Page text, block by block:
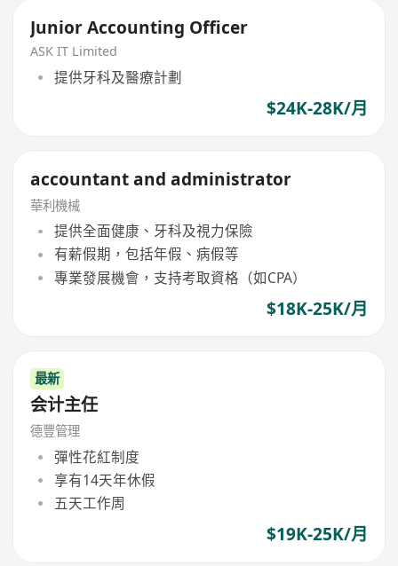
Junior Accounting Officer
ASK IT Limited
提供牙科及醫療計劃
$24K-28K/月
accountant and administrator
華利機械
提供全面健康、牙科及視力保險
有薪假期，包括年假、病假等
專業發展機會，支持考取資格（如CPA）
$18K-25K/月
最新
会计主任
德豐管理
彈性花紅制度
享有14天年休假
五天工作周
$19K-25K/月